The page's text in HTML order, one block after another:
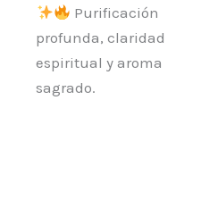
Purificación
profunda, claridad
espiritual y aroma
sagrado.